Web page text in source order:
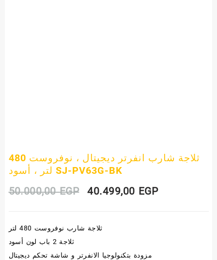
ثلاجة شارب انفرتر ديجيتال ، نوفروست 480
لتر ، أسود SJ-PV63G-BK
50.000,00EGP
Original
was:
50.000,00 EGP.
40.499,00 EGPCurrent
ثلاجة شارب نوفروست 480 لتر
ثلاجة 2 باب لون أسود
مزودة بتكنولوجيا الانفرتر و شاشة تحكم ديجيتال